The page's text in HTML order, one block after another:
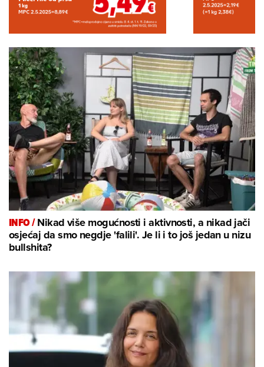
INFO /Nikad više mogućnosti i aktivnosti, a nikad jači
osjećaj da smo negdje 'falili'. Je li i to još jedan u nizu
bullshita?